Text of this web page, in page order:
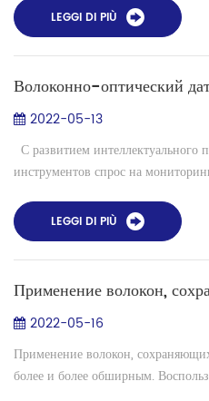
волокне этого т...
LEGGI DI PIÙ
Волоконно-оптический
2022-05-13
С развитием интеллектуального
инструментов спрос на
самолета, например, лит...
LEGGI DI PIÙ
Применение волокон,
2022-05-16
Применение волокон,
более и более обширным.